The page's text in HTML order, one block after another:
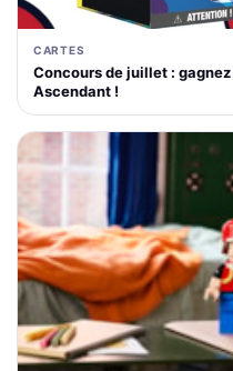
CARTES
Concours de juillet :
Ascendant !